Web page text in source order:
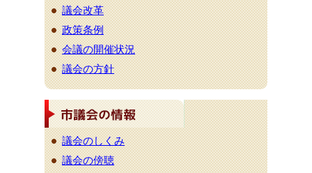
議会改革
政策条例
会議の開催状況
議会の方針
議会のしくみ
議会の傍聴